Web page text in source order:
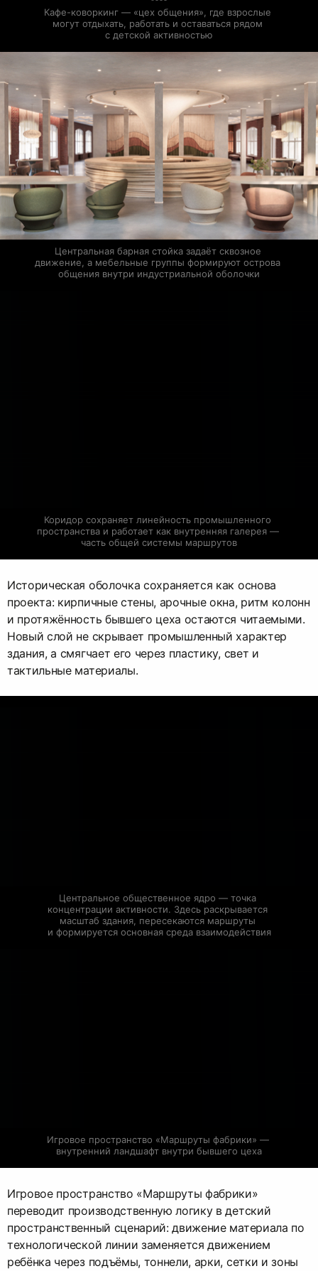
Кафе-коворкинг — «цех общения», где взрослые
могут отдыхать, работать и оставаться рядом
с детской активностью
Центральная барная стойка задаёт сквозное
движение, а мебельные группы формируют острова
общения внутри индустриальной оболочки
Коридор сохраняет линейность промышленного
пространства и работает как внутренняя галерея —
часть общей системы маршрутов
Историческая оболочка сохраняется как основа
проекта: кирпичные стены, арочные окна, ритм колонн
и протяжённость бывшего цеха остаются читаемыми.
Новый слой не скрывает промышленный характер
здания, а смягчает его через пластику, свет и
тактильные материалы.
Центральное общественное ядро — точка
концентрации активности. Здесь раскрывается
масштаб здания, пересекаются маршруты
и формируется основная среда взаимодействия
Игровое пространство «Маршруты фабрики» —
внутренний ландшафт внутри бывшего цеха
Игровое пространство «Маршруты фабрики»
переводит производственную логику в детский
пространственный сценарий: движение материала по
технологической линии заменяется движением
ребёнка через подъёмы, тоннели, арки, сетки и зоны